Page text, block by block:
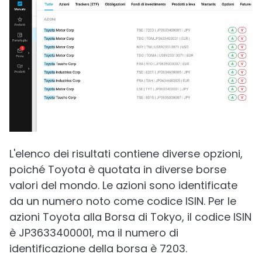
L'elenco dei risultati contiene diverse opzioni,
poiché Toyota è quotata in diverse borse
valori del mondo. Le azioni sono identificate
da un numero noto come codice ISIN. Per le
azioni Toyota alla Borsa di Tokyo, il codice ISIN
è JP3633400001, ma il numero di
identificazione della borsa è 7203.